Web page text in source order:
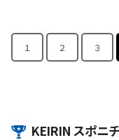
１ ２ ３
KEIRIN スポニ